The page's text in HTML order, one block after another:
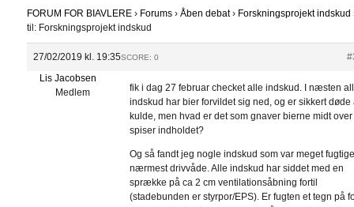
FORUM FOR BIAVLERE › Forums › Åben debat › Forskningsprojekt indskud
til: Forskningsprojekt indskud
27/02/2019 kl. 19:35SCORE: 0
Lis Jacobsen
Medlem
fik i dag 27 februar checket alle indskud. I næsten
indskud har bier forvildet sig ned, og er sikkert døde
kulde, men hvad er det som gnaver bierne midt
spiser indholdet?
Og så fandt jeg nogle indskud som var meget
nærmest drivvåde. Alle indskud har siddet med en
sprække på ca 2 cm ventilationsåbning fortil
(stadebunden er styrpor/EPS). Er fugten et tegn på